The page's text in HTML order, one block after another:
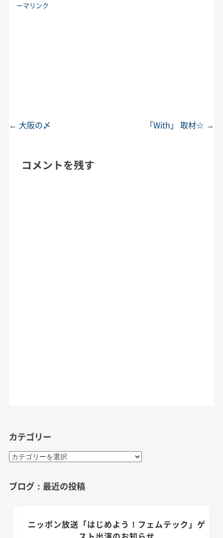
ーマリンク
投稿ナビゲーション
← 大阪の〆 「With」 取材☆ →
コメントを残す
カテゴリー
カ
リ
ブログ：最近の投稿
ニッポン放送「はじめよう！フェムテック」ゲ